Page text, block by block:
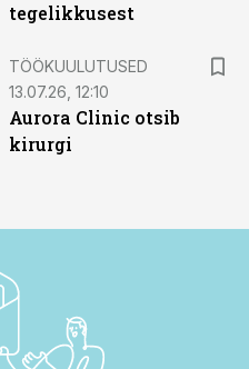
tegelikkusest
TÖÖKUULUTUSED
13.07.26, 12:10
Aurora Clinic otsib
kirurgi